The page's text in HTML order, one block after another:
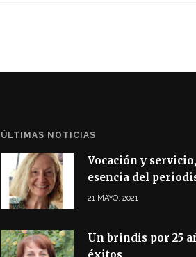
ÚLTIMAS NOTICIAS
Vocación y servicio,
esencia del
21 MAYO, 2021
Un brindis por 25